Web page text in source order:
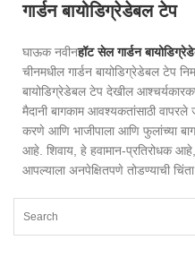
गार्डन बायोडिग्रेडेबल टेप
घाऊक नवीनहॉट सेल गार्डन
चीनमधील गार्डन बायोडिग्रेडेबल टेप
बायोडिग्रेडेबल टेप देखील
मैदानी बागकाम आवश्यकतांसाठी
करणे आणि भाजीपाला आणि फुलांच्या
आहे. शिवाय, हे हवामान-प्रतिरोधक
आपल्याला अनपेक्षितपणे तोडण्याची